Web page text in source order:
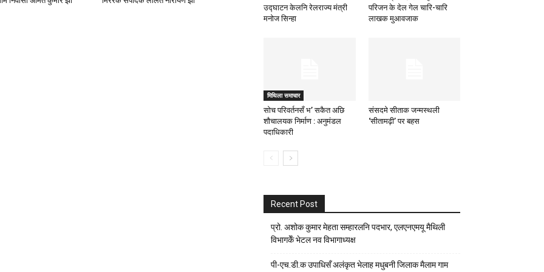
उद्घाटन केलनि रेलराज्य मंत्री
मनोज सिन्हा
परिजन के देल गेल चारि-चारि
लाखक मुआवजाक
मिथिला समाचार
सोच परिवर्तनसँ भ’ सकैत अछि
शौचालयक निर्माण : अनुमंडल
पदाधिकारी
संसदमे सीताक जन्मस्थली
‘सीतामढ़ी’ पर बहस
Recent Post
प्रो. अशोक कुमार मेहता सम्हारलनि पदभार, एलएनएमयू मैथिली
विभागकेँ भेटल नव विभागाध्यक्ष
पी-एच.डी.क उपाधिसँ अलंकृत भेलाह मधुबनी जिलाक मैलाम गाम